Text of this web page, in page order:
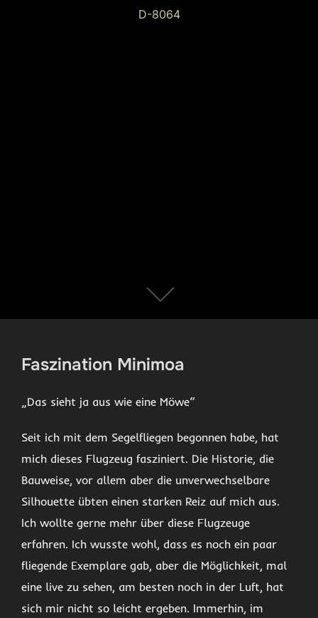
D-8064
Zum
Inhalt
Faszination Minimoa
„Das sieht ja aus wie eine Möwe“
Seit ich mit dem Segelfliegen begonnen habe, hat
mich dieses Flugzeug fasziniert. Die Historie, die
Bauweise, vor allem aber die unverwechselbare
Silhouette übten einen starken Reiz auf mich aus.
Ich wollte gerne mehr über diese Flugzeuge
erfahren. Ich wusste wohl, dass es noch ein paar
fliegende Exemplare gab, aber die Möglichkeit, mal
eine live zu sehen, am besten noch in der Luft, hat
sich mir nicht so leicht ergeben. Immerhin, im